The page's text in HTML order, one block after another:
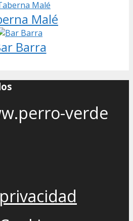
Malé
Barra
verde